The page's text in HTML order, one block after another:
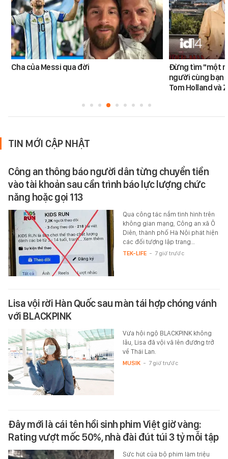
Cha của Messi qua đời
Đừng tìm "một
người cùng bạn
Tom Holland và
TIN MỚI CẬP NHẬT
Công an thông báo người dân từng chuyển tiền
vào tài khoản sau cần trình báo lực lượng chức
năng hoặc gọi 113
Qua công tác nắm tình hình trên
không gian mạng, Công an xã Ô
Diên, thành phố Hà Nội phát hiện
các đối tượng lập trang…
TEK-LIFE - 7 giờ trước
Lisa vội rời Hàn Quốc sau màn tái hợp chóng vánh
với BLACKPINK
Vừa hội ngộ BLACKPINK không
lâu, Lisa đã vội vã lên đường trở
về Thái Lan.
MUSIK - 7 giờ trước
Đây mới là cái tên hồi sinh phim Việt giờ vàng:
Rating vượt mốc 50%, nhà đài đút túi 3 tỷ mỗi tập
Sức hút của bộ phim làm triệu